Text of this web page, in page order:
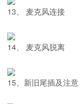
13、 麦克风连接
14、 麦克风脱离
15、新旧尾插及注意